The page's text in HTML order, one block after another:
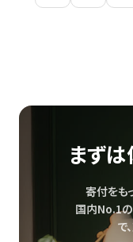
まずは
寄付をも
国内No.1
で、